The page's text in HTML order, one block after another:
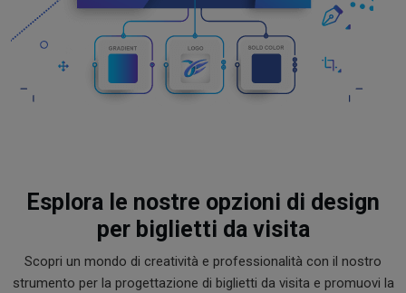
Esplora le nostre opzioni di design
per biglietti da visita
Scopri un mondo di creatività e professionalità con il nostro
strumento per la progettazione di biglietti da visita e promuovi la